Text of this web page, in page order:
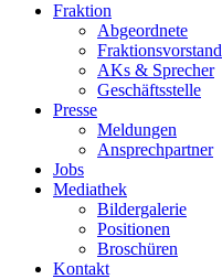
Fraktion
Abgeordnete
Fraktions­vorstand
AKs & Sprecher
Geschäftsstelle
Presse
Meldungen
Ansprechpartner
Jobs
Mediathek
Bildergalerie
Positionen
Broschüren
Kontakt